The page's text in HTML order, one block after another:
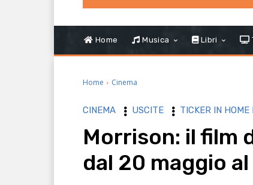
Home Musica Libri
Home Cinema
CINEMA USCITE TICKER IN HOME
Morrison: il film
dal 20 maggio